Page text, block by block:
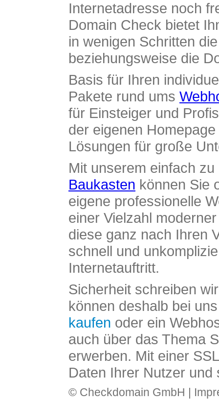
Internetadresse noch
Domain Check bietet
in wenigen Schritten
beziehungsweise die
Basis für Ihren
Pakete rund ums
für Einsteiger und
der eigenen
Lösungen für große
Mit unserem einfach
Baukasten können Sie
eigene professionelle
einer Vielzahl
diese ganz nach Ihren
schnell und
Internetauftritt.
Sicherheit schreiben
können deshalb bei
kaufen oder ein
auch über das Thema
erwerben. Mit einer
Daten Ihrer Nutzer und
© Checkdomain GmbH |